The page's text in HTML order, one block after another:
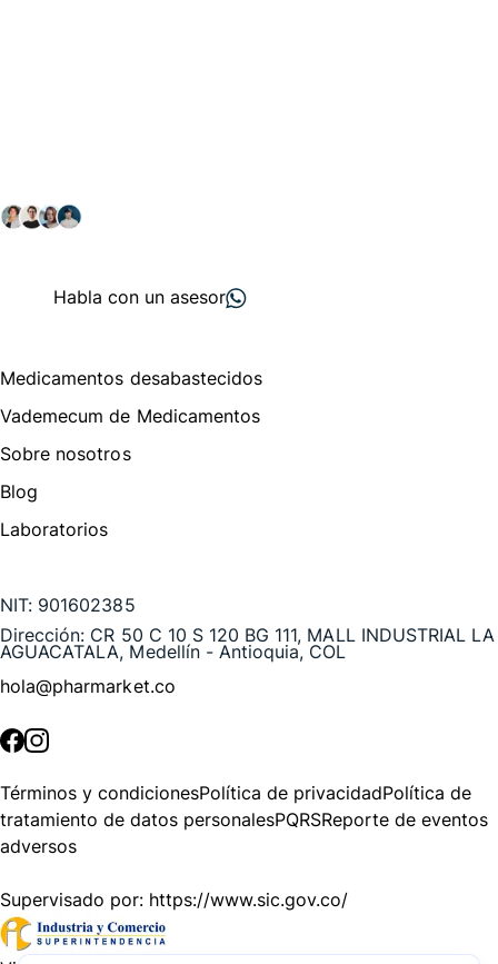
Habla con un asesor
Medicamentos desabastecidos
Vademecum de Medicamentos
Sobre nosotros
Blog
Laboratorios
NIT: 901602385
Dirección: CR 50 C 10 S 120 BG 111, MALL INDUSTRIAL LA
AGUACATALA, Medellín - Antioquia, COL
hola@pharmarket.co
Términos y condicionesPolítica de privacidadPolítica de
tratamiento de datos personalesPQRSReporte de eventos
adversos
Supervisado por: https://www.sic.gov.co/